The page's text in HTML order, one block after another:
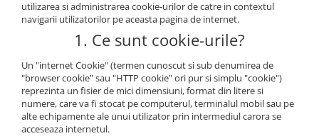
utilizarea si administrarea cookie-urilor de catre in contextul
navigarii utilizatorilor pe aceasta pagina de internet.
1. Ce sunt cookie-urile?
Un "internet Cookie" (termen cunoscut si sub denumirea de
"browser cookie" sau "HTTP cookie" ori pur si simplu "cookie")
reprezinta un fisier de mici dimensiuni, format din litere si
numere, care va fi stocat pe computerul, terminalul mobil sau pe
alte echipamente ale unui utilizator prin intermediul carora se
acceseaza internetul.